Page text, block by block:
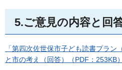
5.ご意見の内容と回
「第四次佐世保市子ども読書プラ
と市の考え（回答）（PDF：253KB）